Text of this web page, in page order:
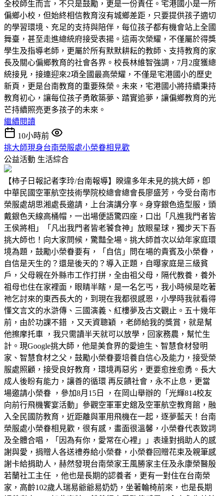
全校師生而言，不只是鼓勵，更是一份責任。宅港國小是一所
偏鄉小校，但始終相信教育沒有城鄉差距，只要提供孩子適切
的學習環境、充足的支持與陪伴，每位孩子都有機會站上全國
舞臺，甚至走進總統府接受表揚。這兩次榮耀，不僅屬於得獎
學生及指導老師，更屬於所有默默耕耘的教師、支持教育的家
長及關心偏鄉教育的社會各界。校長林維智強調，7月2度獲總
統接見，接連迎來2項全國最高榮耀，不僅是宅港國小的歷史
新頁，更是台南教育的重要殊榮。未來，宅港國小將持續秉持
教育初心，讓每位孩子勇敢築夢、踏實追夢，讓偏鄉教育的光
芒持續照亮更多孩子的未來。
繼續閱讀
10小時前
挑大師現身台南榮服處小榮眷相見歡
公益活動 生活綜合
【柿子日報記者李玲/台南報導】睽違多年未見的挑大師，卽
中華民國空軍航空技術學院校總會總會長廖盛芳，今受台南市
榮服處胡思湘處長邀請，上台演講分享。身穿銀色造型服，頭
戴銀色天線高桶帽，一出場便語驚四座，口出「凡進我門者皆
王侯將相」「凡出我門者皆老饕食神」放眼星球，獨步天下吾
挑大師也！向大家問候，驚豔全場。挑大師首次以幼年家庭環
境為題，鼓勵小榮眷要有，「自信」問在場的貴賓及小榮眷，
自信是天生的？還是後天的？導入正題，自曝家庭是三級貧
戶，父母親在外縣市工作打拼，全由祖父母，隔代教養，養外
祖母也住在家裡面，眼睛半瞎，是一名乞丐，我小時候是吃著
祂乞討來的東西長大的，到現在我都很感恩，小學時我就看得
懂文言文的水滸傳、三國演義、紅樓夢及古文觀止。五十幾年
前，由於功課不錯 ，又天資聰穎 ，老師給我的獎賞，就是幫
他擦摩托車 ，我只需讀半天就可以放學，回家務農，幫忙生
計。現Google挑大師，他是美食界的愛迪生、智慧食材發明
家、智慧食材之父，鼓勵小榮眷要培養自信心及能力，接受榮
服處照顧，接受良好教育，環境再惡劣，更要愈挫愈勇。長大
成人後盼有能力，讓善的循環 再反饋社會，永不止息，更當
場邀請小榮眷 ，參加8月15日 ，在岡山舉辦的「光輝814校友
向前行飛機饗宴活動」參觀空軍軍史舘及空軍航空教育館，融
入全民國防教育，近距離與軍用飛機在一起，逐夢藍天！台南
榮服處小榮眷相見歡，很有感，畫面很溫馨，小榮眷代表致詞
及全體合唱，「因為有你，愛常在心裡」」表達對捐助人的感
謝與愛，捐贈人各送禮券給小榮眷，小榮眷回贈花束及親筆感
謝卡給捐助人，赫然發現台南榮家王風勝家主任及永康榮醫殷
若蘭社工主任 ，他也是長期的認養者，更有一對住在台南榮
家，高齡102歲人瑞易爺爺易奶奶，坐著輪椅前來，也是長期